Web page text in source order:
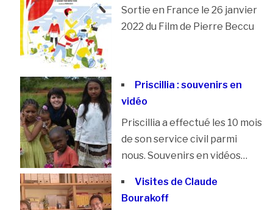
Sortie en France le 26 janvier
2022 du Film de Pierre Beccu
Priscillia : souvenirs en
vidéo
Priscillia a effectué les 10 mois
de son service civil parmi
nous. Souvenirs en vidéos…
Visites de Claude
Bourakoff